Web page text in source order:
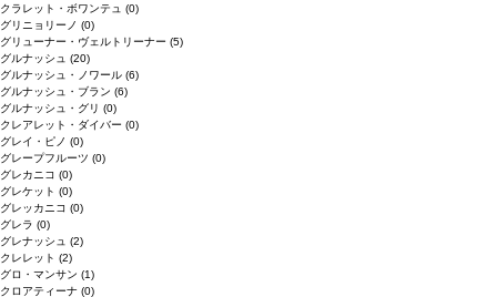
クラレット・ボワンテュ (0)
グリニョリーノ (0)
グリューナー・ヴェルトリーナー (5)
グルナッシュ (20)
グルナッシュ・ノワール (6)
グルナッシュ・ブラン (6)
グルナッシュ・グリ (0)
クレアレット・ダイバー (0)
グレイ・ピノ (0)
グレープフルーツ (0)
グレカニコ (0)
グレケット (0)
グレッカニコ (0)
グレラ (0)
グレナッシュ (2)
クレレット (2)
グロ・マンサン (1)
クロアティーナ (0)